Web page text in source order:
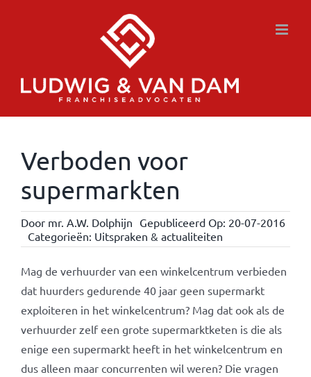
Verboden voor
supermarkten
Door mr. A.W. Dolphijn Gepubliceerd Op: 20-07-2016
Categorieën: Uitspraken & actualiteiten
Mag de verhuurder van een winkelcentrum verbieden
dat huurders gedurende 40 jaar geen supermarkt
exploiteren in het winkelcentrum? Mag dat ook als de
verhuurder zelf een grote supermarktketen is die als
enige een supermarkt heeft in het winkelcentrum en
dus alleen maar concurrenten wil weren? Die vragen